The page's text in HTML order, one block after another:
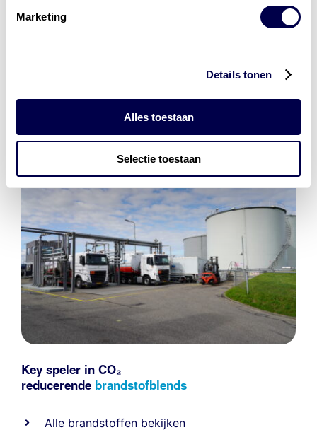
Marketing
Details tonen
Alles toestaan
Selectie toestaan
Energiebeheer
Key speler in CO₂
reducerende brandstofblends
Alle brandstoffen bekijken